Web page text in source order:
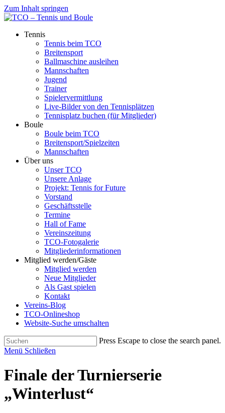
Zum Inhalt springen
Tennis
Tennis beim TCO
Breitensport
Ballmaschine ausleihen
Mannschaften
Jugend
Trainer
Spielervermittlung
Live-Bilder von den Tennisplätzen
Tennisplatz buchen (für Mitglieder)
Boule
Boule beim TCO
Breitensport/Spielzeiten
Mannschaften
Über uns
Unser TCO
Unsere Anlage
Projekt: Tennis for Future
Vorstand
Geschäftsstelle
Termine
Hall of Fame
Vereinszeitung
TCO-Fotogalerie
Mitgliederinformationen
Mitglied werden/Gäste
Mitglied werden
Neue Mitglieder
Als Gast spielen
Kontakt
Vereins-Blog
TCO-Onlineshop
Website-Suche umschalten
Press Escape to close the search panel.
Menü Schließen
Finale der Turnierserie
„Winterlust“